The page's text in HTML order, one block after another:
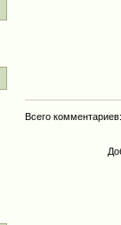
Всего комментариев